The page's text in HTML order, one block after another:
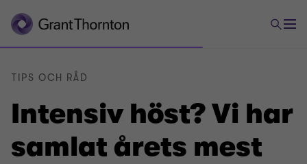
Intensiv höst? Vi har
samlat årets mest
TIPS OCH RÅD